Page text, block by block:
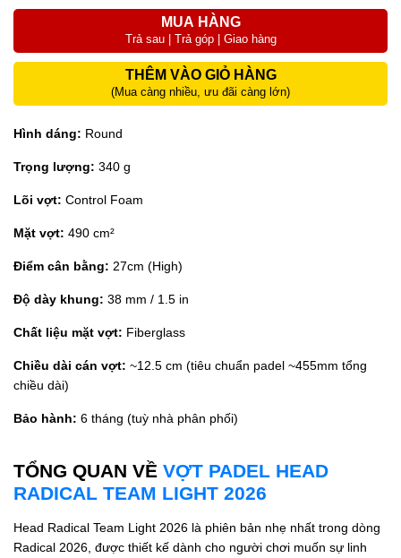
MUA HÀNG
Trả sau | Trả góp | Giao hàng
THÊM VÀO GIỎ HÀNG
(Mua càng nhiều, ưu đãi càng lớn)
Hình dáng: Round
Trọng lượng: 340 g
Lõi vợt: Control Foam
Mặt vợt: 490 cm²
Điểm cân bằng: 27cm (High)
Độ dày khung: 38 mm / 1.5 in
Chất liệu mặt vợt: Fiberglass
Chiều dài cán vợt: ~12.5 cm (tiêu chuẩn padel ~455mm tổng
chiều dài)
Bảo hành: 6 tháng (tuỳ nhà phân phối)
TỔNG QUAN VỀ VỢT PADEL HEAD
RADICAL TEAM LIGHT 2026
Head Radical Team Light 2026 là phiên bản nhẹ nhất trong dòng
Radical 2026, được thiết kế dành cho người chơi muốn sự linh